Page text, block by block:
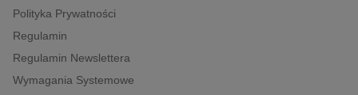
psychologiczne
inne
popularno-naukowe
historia
Polityka Prywatności
Regulamin
Regulamin Newslettera
Wymagania Systemowe